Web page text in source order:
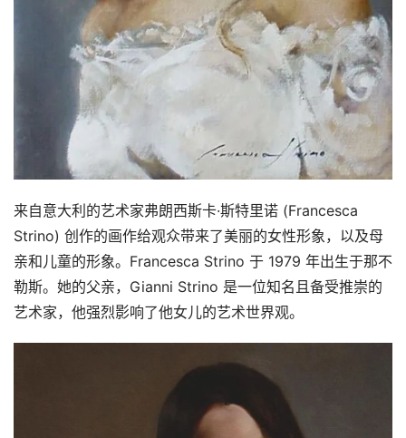
来自意大利的艺术家弗朗西斯卡·斯特里诺 (Francesca
Strino) 创作的画作给观众带来了美丽的女性形象，以及母
亲和儿童的形象。Francesca Strino 于 1979 年出生于那不
勒斯。她的父亲，Gianni Strino 是一位知名且备受推崇的
艺术家，他强烈影响了他女儿的艺术世界观。